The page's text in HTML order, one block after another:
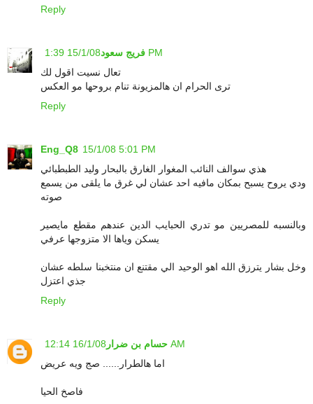
Reply
فريج سعود 15/1/08 1:39 PM
تعال نسيت اقول لك
ترى الحرام ان هالمزيونة تنام بروحها مو العكس
Reply
Eng_Q8 15/1/08 5:01 PM
هذي سوالف النائب المغوار الغارق بالبحار وليد الطبطبائي
ودي يروح يسبح بمكان مافيه احد عشان لي غرق ما يلقى من يسمع
صوته
وبالنسبه للمصريين مو تدري الحبايب الدين عندهم مقطع مايصير
يسكن وياها الا متزوجها عرفي
وخل بشار يترزق الله اهو الوحيد الي مقتنع ان منتخبنا سلطه عشان
جذي اعتزل
Reply
حسام بن ضرار 16/1/08 12:14 AM
اما هالطرار...... صج ويه عريض
فاصخ الحيا